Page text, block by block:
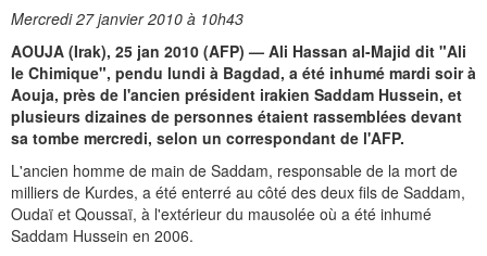
Mercredi 27 janvier 2010 à 10h43
AOUJA (Irak), 25 jan 2010 (AFP) — Ali Hassan al-Majid dit "Ali
le Chimique", pendu lundi à Bagdad, a été inhumé mardi soir à
Aouja, près de l'ancien président irakien Saddam Hussein, et
plusieurs dizaines de personnes étaient rassemblées devant
sa tombe mercredi, selon un correspondant de l'AFP.
L'ancien homme de main de Saddam, responsable de la mort de
milliers de Kurdes, a été enterré au côté des deux fils de Saddam,
Oudaï et Qoussaï, à l'extérieur du mausolée où a été inhumé
Saddam Hussein en 2006.